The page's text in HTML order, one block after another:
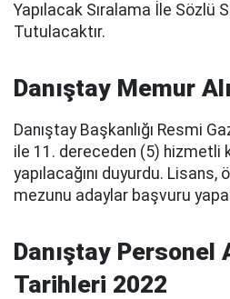
Yapılacak Sıralama İle Sözlü
Tutulacaktır.
Danıştay Memur
Danıştay Başkanlığı Resmi
ile 11. dereceden (5) hizmetli
yapılacağını duyurdu.
mezunu adaylar başvuru
Danıştay Personel
Tarihleri 2022